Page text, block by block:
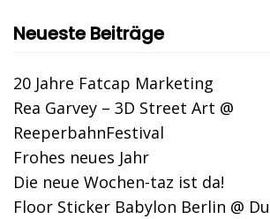
Neueste Beiträge
20 Jahre Fatcap Marketing
Rea Garvey – 3D Street Art @
ReeperbahnFestival
Frohes neues Jahr
Die neue Wochen-taz ist da!
Floor Sticker Babylon Berlin @